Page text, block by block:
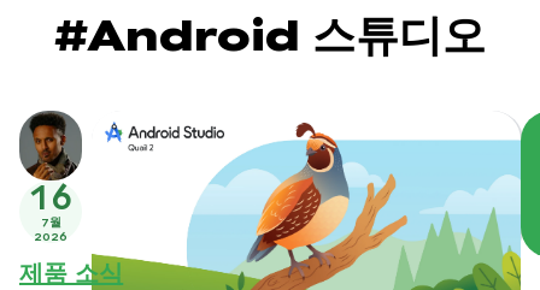
#Android 스튜디오
16
7월
2026
제품 소식